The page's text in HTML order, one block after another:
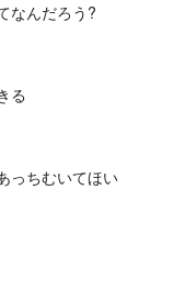
んだろう?
る
っちむいてほい